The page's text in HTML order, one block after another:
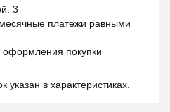
3
платежи равными
покупки
указан в характеристиках.